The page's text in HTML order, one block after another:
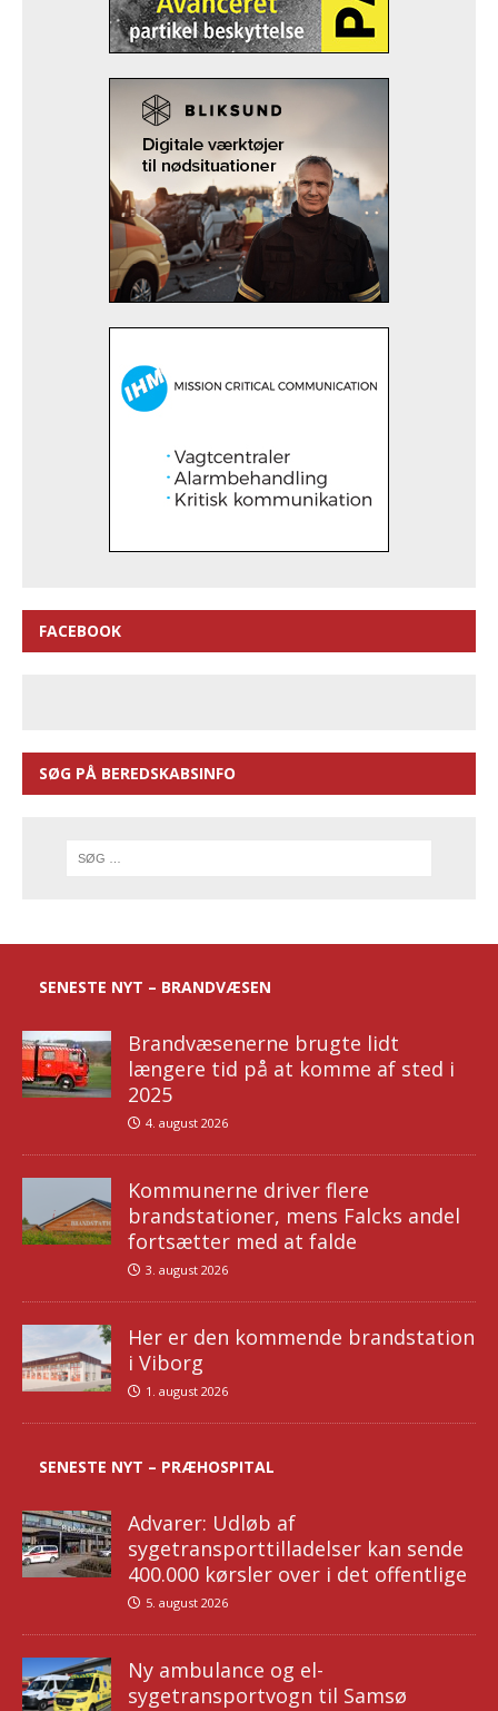
FACEBOOK
SØG PÅ BEREDSKABSINFO
SENESTE NYT – BRANDVÆSEN
Brandvæsenerne brugte lidt
længere tid på at komme af sted i
2025
4. august 2026
Kommunerne driver flere
brandstationer, mens Falcks andel
fortsætter med at falde
3. august 2026
Her er den kommende brandstation
i Viborg
1. august 2026
SENESTE NYT – PRÆHOSPITAL
Advarer: Udløb af
sygetransporttilladelser kan sende
400.000 kørsler over i det offentlige
5. august 2026
Ny ambulance og el-
sygetransportvogn til Samsø